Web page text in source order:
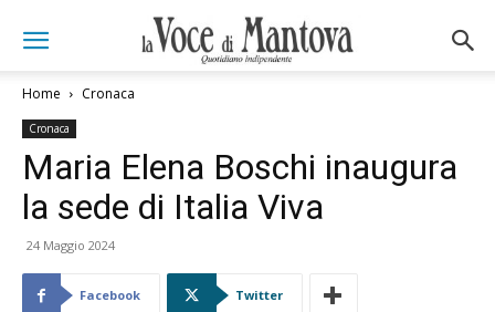
Home Cronaca
Cronaca
Maria Elena Boschi inaugura
la sede di Italia Viva
24 Maggio 2024
Facebook Twitter